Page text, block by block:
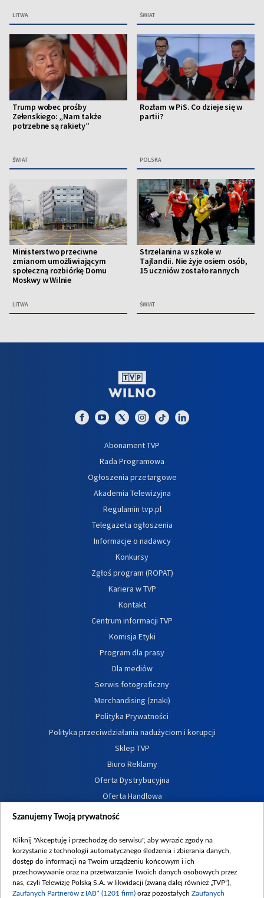
LITWA ŚWIAT
Trump wobec prośby
Zełenskiego: „Nam także
potrzebne są rakiety”
ŚWIAT
Rozłam w PiS. Co dzieje się w
partii?
POLSKA
Ministerstwo przeciwne
zmianom umożliwiającym
społeczną rozbiórkę Domu
Moskwy w Wilnie
LITWA
Strzelanina w szkole w
Tajlandii. Nie żyje osiem osób,
15 uczniów zostało rannych
ŚWIAT
Abonament TVP
Rada Programowa
Ogłoszenia przetargowe
Akademia Telewizyjna
Regulamin tvp.pl
Telegazeta ogłoszenia
Informacje o nadawcy
Konkursy
Zgłoś program (ROPAT)
Kariera w TVP
Kontakt
Centrum informacji TVP
Komisja Etyki
Program dla prasy
Dla mediów
Serwis fotograficzny
Merchandising (znaki)
Polityka Prywatności
Polityka przeciwdziałania nadużyciom i korupcji
Sklep TVP
Biuro Reklamy
Oferta Dystrybucyjna
Oferta Handlowa
Dostępność
Procedura zgłoszeń wewnętrznych
Szanujemy Twoją prywatność
Kliknij "Akceptuję i przechodzę do serwisu", aby wyrazić zgody na
korzystanie z technologii automatycznego śledzenia i zbierania danych,
dostęp do informacji na Twoim urządzeniu końcowym i ich
przechowywanie oraz na przetwarzanie Twoich danych osobowych przez
nas, czyli Telewizję Polską S.A. w likwidacji (zwaną dalej również „TVP”),
Zaufanych Partnerów z IAB* (1201 firm) oraz pozostałych Zaufanych